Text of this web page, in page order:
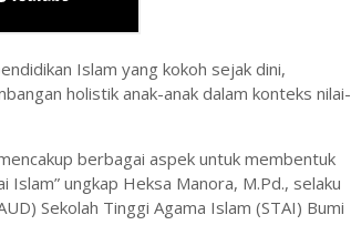
Islam yang kokoh sejak dini,
holistik anak-anak dalam konteks nilai-
berbagai aspek untuk membentuk
ungkap Heksa Manora, M.Pd., selaku
Sekolah Tinggi Agama Islam (STAI) Bumi